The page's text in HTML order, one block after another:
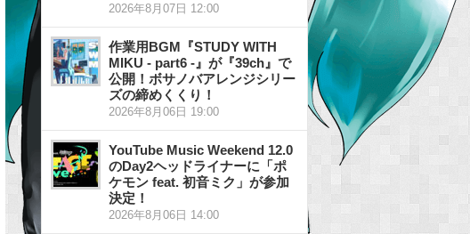
2026年8月07日 12:00
作業用BGM『STUDY WITH
MIKU - part6 -』が『39ch』で
公開！ボサノバアレンジシリー
ズの締めくくり！
2026年8月06日 19:00
YouTube Music Weekend 12.0
のDay2ヘッドライナーに「ポ
ケモン feat. 初音ミク」が参加
決定！
2026年8月06日 14:00